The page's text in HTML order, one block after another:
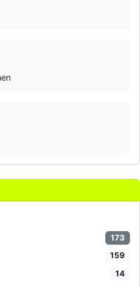
173
159
14